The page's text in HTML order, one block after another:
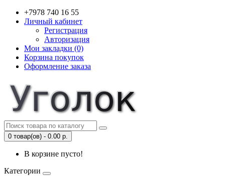
+7978 740 16 55
Личный кабинет
Регистрация
Авторизация
Мои закладки (0)
Корзина покупок
Оформление заказа
0 товар(ов) - 0.00 р.
В корзине пусто!
Категории